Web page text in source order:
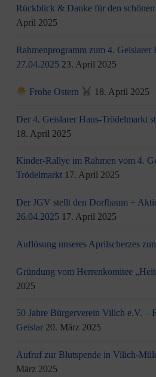
Rückblick & Danke für den
April 2025
Rahmenprogramm zum 4. Geislarer
27.04.2025 23. April 2025
Frohe Ostern 18. April 2025
Der 4. Geislarer Haus-Trödelmarkt
18. April 2025
Kinder-Rallye im Rahmen vom 4.
Trödelmarkt 17. April 2025
Der JGV stellt den Dorfbaum +
26.04.2025 17. April 2025
Auflösung unseres Aprilscherzes
Gründung vom Herrenkomitee
2025
50 Jahre Bürgerverein Vilich e.V. –
Geislar 20. März 2025
Aufruf zur Blutspende in Vilich-
März 2025